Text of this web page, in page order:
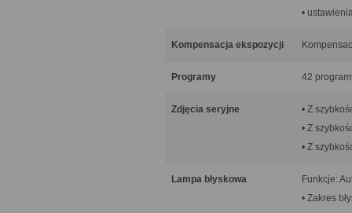
•
Kompensacja ekspozycji
Programy 42
Zdjęcia seryjne
• Z
• Z
• Z
Lampa błyskowa
Funkcje:
• Zakres